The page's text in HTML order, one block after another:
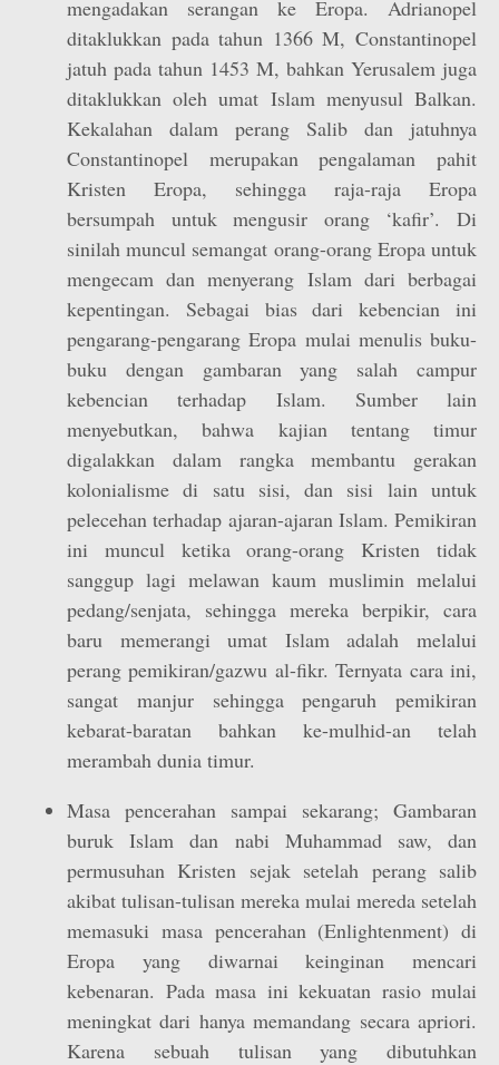
mengadakan serangan ke Eropa. Adrianopel
ditaklukkan pada tahun 1366 M, Constantinopel
jatuh pada tahun 1453 M, bahkan Yerusalem juga
ditaklukkan oleh umat Islam menyusul Balkan.
Kekalahan dalam perang Salib dan jatuhnya
Constantinopel merupakan pengalaman pahit
Kristen Eropa, sehingga raja-raja Eropa
bersumpah untuk mengusir orang ‘kafir’. Di
sinilah muncul semangat orang-orang Eropa untuk
mengecam dan menyerang Islam dari berbagai
kepentingan. Sebagai bias dari kebencian ini
pengarang-pengarang Eropa mulai menulis buku-
buku dengan gambaran yang salah campur
kebencian terhadap Islam. Sumber lain
menyebutkan, bahwa kajian tentang timur
digalakkan dalam rangka membantu gerakan
kolonialisme di satu sisi, dan sisi lain untuk
pelecehan terhadap ajaran-ajaran Islam. Pemikiran
ini muncul ketika orang-orang Kristen tidak
sanggup lagi melawan kaum muslimin melalui
pedang/senjata, sehingga mereka berpikir, cara
baru memerangi umat Islam adalah melalui
perang pemikiran/gazwu al-fikr. Ternyata cara ini,
sangat manjur sehingga pengaruh pemikiran
kebarat-baratan bahkan ke-mulhid-an telah
merambah dunia timur.
Masa pencerahan sampai sekarang; Gambaran
buruk Islam dan nabi Muhammad saw, dan
permusuhan Kristen sejak setelah perang salib
akibat tulisan-tulisan mereka mulai mereda setelah
memasuki masa pencerahan (Enlightenment) di
Eropa yang diwarnai keinginan mencari
kebenaran. Pada masa ini kekuatan rasio mulai
meningkat dari hanya memandang secara apriori.
Karena sebuah tulisan yang dibutuhkan